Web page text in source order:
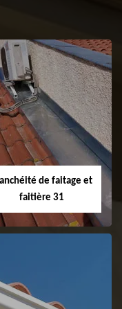
de faitage et
faitière 31
Etanchéité de